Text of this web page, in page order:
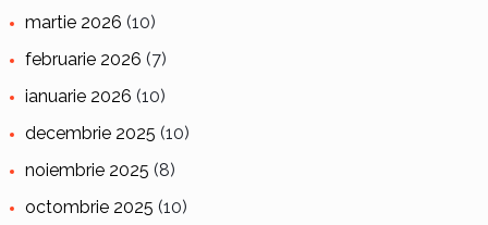
martie 2026 (10)
februarie 2026 (7)
ianuarie 2026 (10)
decembrie 2025 (10)
noiembrie 2025 (8)
octombrie 2025 (10)